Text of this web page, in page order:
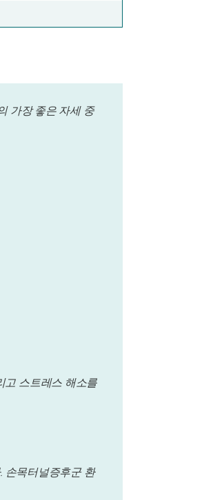
가장 좋은 자세 중
고 스트레스 해소를
손목터널증후군 환